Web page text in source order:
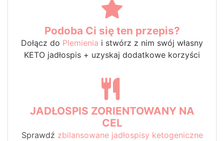
Podoba Ci się ten przepis?
Dołącz do Plemienia i stwórz z nim swój własny
KETO jadłospis + uzyskaj dodatkowe korzyści
JADŁOSPIS ZORIENTOWANY NA
CEL
Sprawdź zbilansowane jadłospisy ketogeniczne